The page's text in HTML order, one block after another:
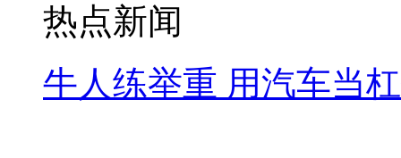
热点新闻
牛人练举重 用汽车当